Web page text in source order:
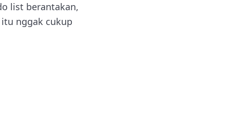
list berantakan,
nggak cukup